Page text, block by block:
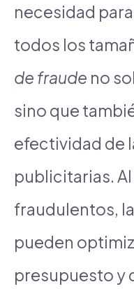
necesidad
todos los
de fraude no
sino que
efectividad de
publicitarias.
fraudulentos,
pueden
presupuesto y